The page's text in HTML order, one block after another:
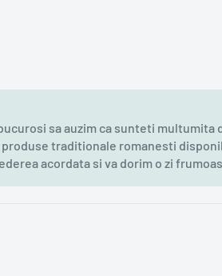
sa auzim ca sunteti multumita
traditionale romanesti
acordata si va dorim o zi